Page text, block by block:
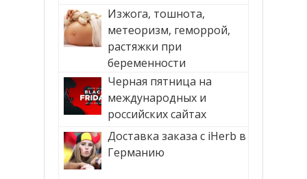
Изжога, тошнота,
метеоризм, геморрой,
растяжки при
беременности
Черная пятница на
международных и
российских сайтах
Доставка заказа с iHerb в
Германию